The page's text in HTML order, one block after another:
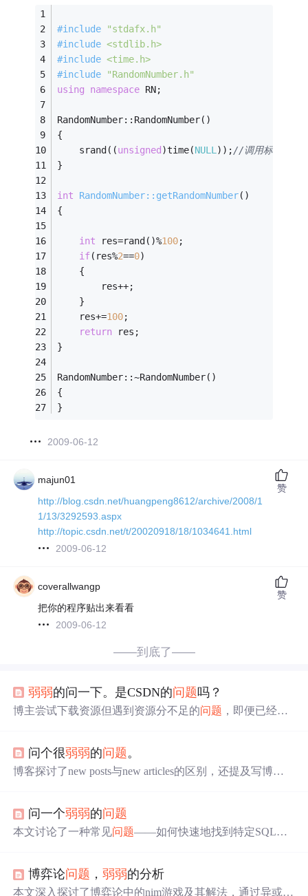
#include
"stdafx.h"
#include <stdlib.h>
#include <time.h>
#include
"RandomNumber.h"
using
namespace RN;
RandomNumber::RandomNumber()
{
	srand((
unsigned )time(NULL ));//调用标准C的
}
int RandomNumber::getRandomNumber()
{
int res=rand()%100;
if(res%2==0)
	{
		res++;
	}
	res+=
100;
return res;
}
RandomNumber::~RandomNumber()
{
}
2009-06-12
majun01
http://blog.csdn.net/huangpeng8612/archive/2008/1
1/13/3292593.aspx
http://topic.csdn.net/t/20020918/18/1034641.html
2009-06-12
赞
coverallwangp
把你的程序贴出来看看
2009-06-12
赞
——到底了——
弱弱的问一下。是CSDN的问题吗？
博主尝试下载资源但遇到资源分不足的问题 ，即便已经积
问个很弱弱的问题。
博客探讨了new posts与new articles的区别，还提及写博客
问一个弱弱的问题
本文讨论了一种常见问题——如何快速地找到特定SQL语
句。博弈论问题 ，弱弱的分析
本文深入探讨了博弈论中的nim游戏及其解法，通过异或运